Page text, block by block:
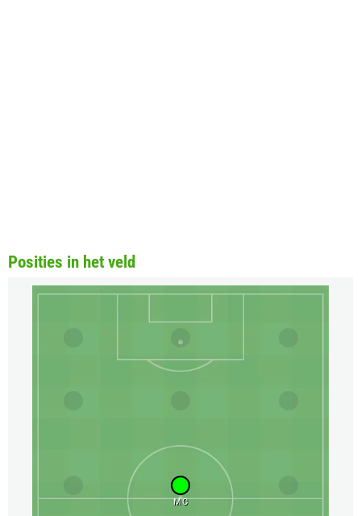
Posities in het veld
MC